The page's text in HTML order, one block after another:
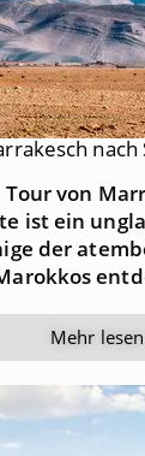
nach
von
ist ein
der
Mehr lesen